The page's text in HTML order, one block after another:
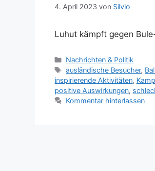
4. April 2023 von Silvio
Luhut kämpft gegen
K
a
t
e
g
Nachrichten & Politik
S
c
h
l
ausländische Besucher,
inspirierende Aktivitäten,
positive Auswirkungen,
Kommentar hinterlassen